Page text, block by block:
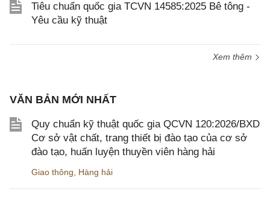
Tiêu chuẩn quốc gia TCVN 14585:2025 Bê tông -
Yêu cầu kỹ thuật
Xem thêm
VĂN BẢN MỚI NHẤT
Quy chuẩn kỹ thuật quốc gia QCVN 120:2026/BXD
Cơ sở vật chất, trang thiết bị đào tạo của cơ sở
đào tạo, huấn luyện thuyền viên hàng hải
Giao thông Hàng hải